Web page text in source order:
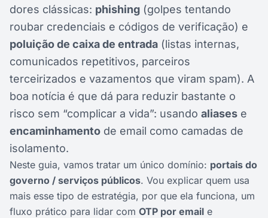
dores clássicas: phishing (golpes tentando
roubar credenciais e códigos de verificação) e
poluição de caixa de entrada (listas internas,
comunicados repetitivos, parceiros
terceirizados e vazamentos que viram spam). A
boa notícia é que dá para reduzir bastante o
risco sem “complicar a vida”: usando aliases e
encaminhamento de email como camadas de
isolamento.
Neste guia, vamos tratar um único domínio: portais do
governo / serviços públicos. Vou explicar quem usa
mais esse tipo de estratégia, por que ela funciona, um
fluxo prático para lidar com OTP por email e